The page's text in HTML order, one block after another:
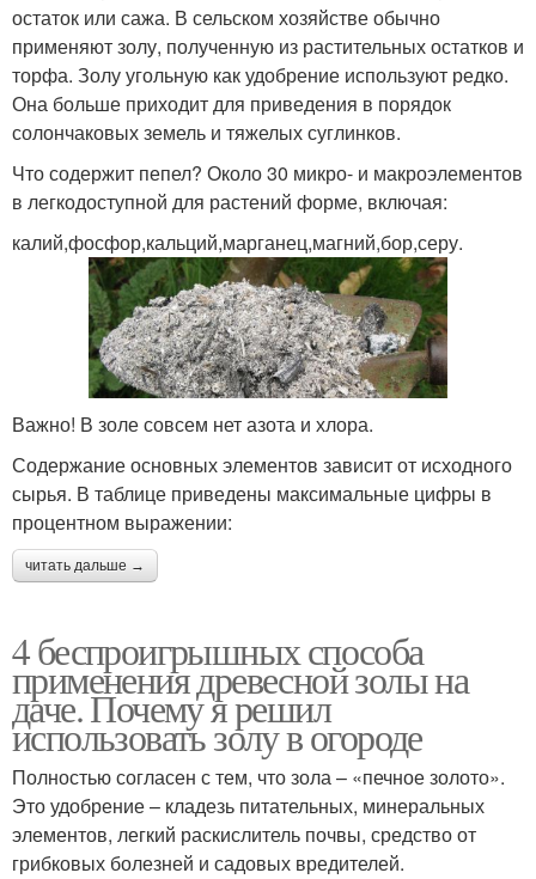
остаток или сажа. В сельском хозяйстве обычно
применяют золу, полученную из растительных остатков и
торфа. Золу угольную как удобрение используют редко.
Она больше приходит для приведения в порядок
солончаковых земель и тяжелых суглинков.
Что содержит пепел? Около 30 микро- и макроэлементов
в легкодоступной для растений форме, включая:
калий,фосфор,кальций,марганец,магний,бор,серу.
Важно! В золе совсем нет азота и хлора.
Содержание основных элементов зависит от исходного
сырья. В таблице приведены максимальные цифры в
процентном выражении:
читать дальше →
4 беспроигрышных способа
применения древесной золы на
даче. Почему я решил
использовать золу в огороде
Полностью согласен с тем, что зола – «печное золото».
Это удобрение – кладезь питательных, минеральных
элементов, легкий раскислитель почвы, средство от
грибковых болезней и садовых вредителей.